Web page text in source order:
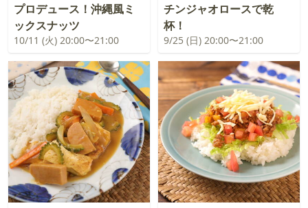
プロデュース！沖縄風ミ
ックスナッツ
10/11 (火) 20:00〜21:00
チンジャオロースで乾
杯！
9/25 (日) 20:00〜21:00